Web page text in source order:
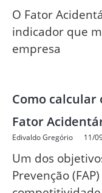
O Fator
indicador que
empresa
Como calcular
Fator
Edivaldo Gregório 11/
Um dos
Prevenção